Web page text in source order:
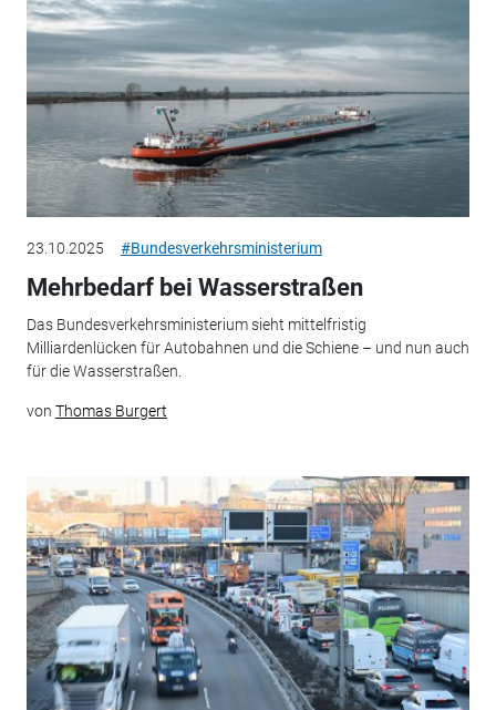
23.10.2025 #Bundesverkehrsministerium
Mehrbedarf bei Wasserstraßen
Das Bundesverkehrsministerium sieht mittelfristig
Milliardenlücken für Autobahnen und die Schiene – und nun auch
für die Wasserstraßen.
von Thomas Burgert